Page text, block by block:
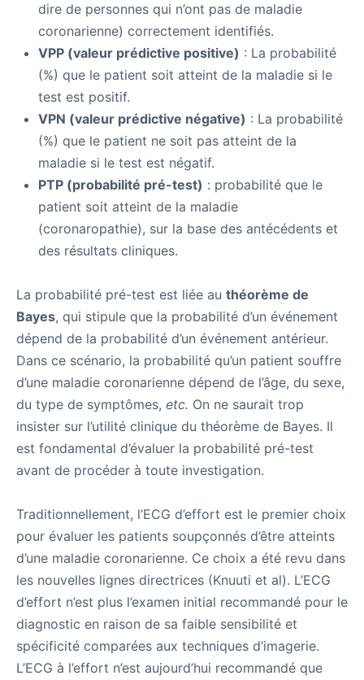
dire de personnes qui n’ont pas de maladie
coronarienne) correctement identifiés.
VPP (valeur prédictive positive) : La probabilité
(%) que le patient soit atteint de la maladie si le
test est positif.
VPN (valeur prédictive négative) : La probabilité
(%) que le patient ne soit pas atteint de la
maladie si le test est négatif.
PTP (probabilité pré-test) : probabilité que le
patient soit atteint de la maladie
(coronaropathie), sur la base des antécédents et
des résultats cliniques.
La probabilité pré-test est liée au théorème de
Bayes, qui stipule que la probabilité d’un événement
dépend de la probabilité d’un événement antérieur.
Dans ce scénario, la probabilité qu’un patient souffre
d’une maladie coronarienne dépend de l’âge, du sexe,
du type de symptômes, etc. On ne saurait trop
insister sur l’utilité clinique du théorème de Bayes. Il
est fondamental d’évaluer la probabilité pré-test
avant de procéder à toute investigation.
Traditionnellement, l’ECG d’effort est le premier choix
pour évaluer les patients soupçonnés d’être atteints
d’une maladie coronarienne. Ce choix a été revu dans
les nouvelles lignes directrices (Knuuti et al). L’ECG
d’effort n’est plus l’examen initial recommandé pour le
diagnostic en raison de sa faible sensibilité et
spécificité comparées aux techniques d’imagerie.
L’ECG à l’effort n’est aujourd’hui recommandé que